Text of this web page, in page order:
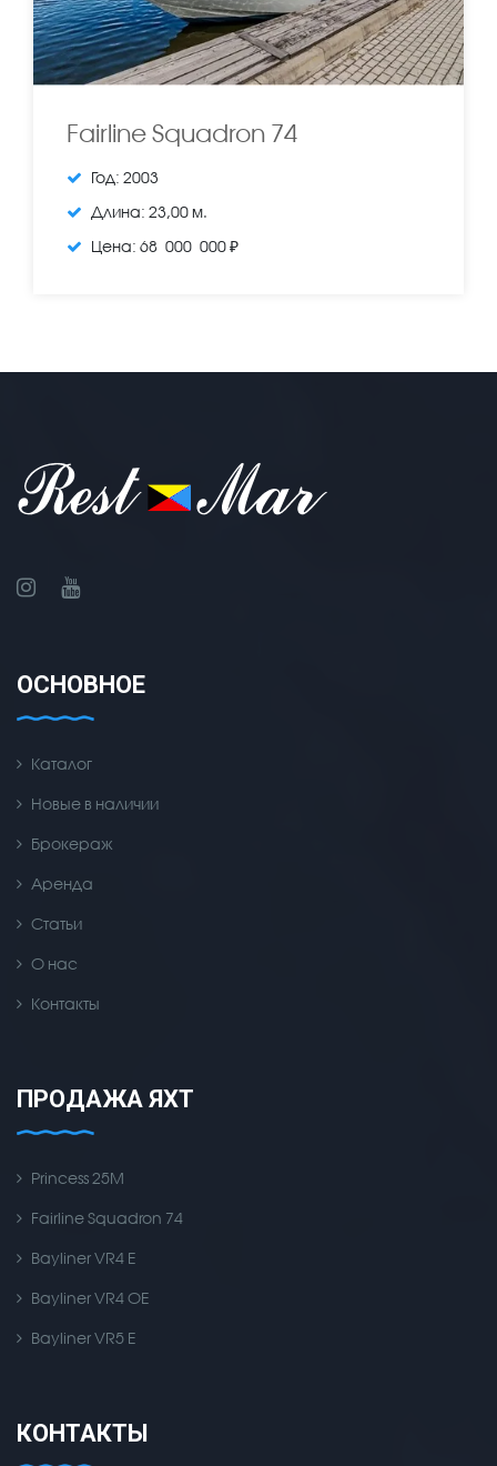
Fairline Squadron 74
Год: 2003
Длина: 23,00 м.
Цена: 68 000 000 ₽
ОСНОВНОЕ
Каталог
Новые в наличии
Брокераж
Аренда
Статьи
О нас
Контакты
ПРОДАЖА ЯХТ
Princess 25M
Fairline Squadron 74
Bayliner VR4 E
Bayliner VR4 OE
Bayliner VR5 E
КОНТАКТЫ